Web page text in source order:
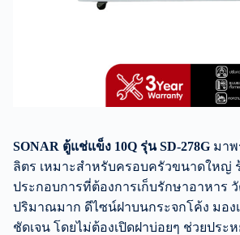
SONAR ตู้แช่แข็ง 10Q รุ่น SD-278G มาพ
ลิตร เหมาะสำหรับครอบครัวขนาดใหญ่
ประกอบการที่ต้องการเก็บรักษาอาหาร
ปริมาณมาก ดีไซน์ฝาบนกระจกโค้ง มอง
ชัดเจน โดยไม่ต้องเปิดฝาบ่อยๆ ช่วยประ